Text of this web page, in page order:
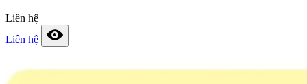
Liên hệ
Liên hệ